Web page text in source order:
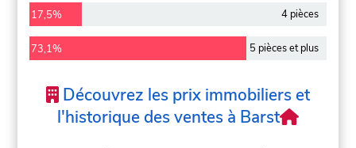
17,5% 4 pièces
73,1% 5 pièces et plus
Découvrez les prix immobiliers et
l'historique des ventes à Barst